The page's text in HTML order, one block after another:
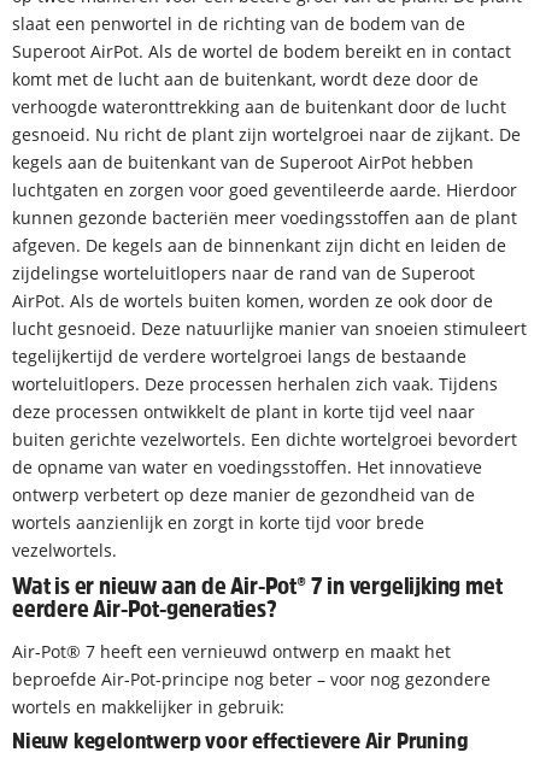
slaat een penwortel in de richting van de bodem van de
Superoot AirPot. Als de wortel de bodem bereikt en in contact
komt met de lucht aan de buitenkant, wordt deze door de
verhoogde wateronttrekking aan de buitenkant door de lucht
gesnoeid. Nu richt de plant zijn wortelgroei naar de zijkant. De
kegels aan de buitenkant van de Superoot AirPot hebben
luchtgaten en zorgen voor goed geventileerde aarde. Hierdoor
kunnen gezonde bacteriën meer voedingsstoffen aan de plant
afgeven. De kegels aan de binnenkant zijn dicht en leiden de
zijdelingse worteluitlopers naar de rand van de Superoot
AirPot. Als de wortels buiten komen, worden ze ook door de
lucht gesnoeid. Deze natuurlijke manier van snoeien stimuleert
tegelijkertijd de verdere wortelgroei langs de bestaande
worteluitlopers. Deze processen herhalen zich vaak. Tijdens
deze processen ontwikkelt de plant in korte tijd veel naar
buiten gerichte vezelwortels. Een dichte wortelgroei bevordert
de opname van water en voedingsstoffen. Het innovatieve
ontwerp verbetert op deze manier de gezondheid van de
wortels aanzienlijk en zorgt in korte tijd voor brede
vezelwortels.
Wat is er nieuw aan de Air-Pot® 7 in vergelijking met
eerdere Air-Pot-generaties?
Air-Pot® 7 heeft een vernieuwd ontwerp en maakt het
beproefde Air-Pot-principe nog beter – voor nog gezondere
wortels en makkelijker in gebruik:
Nieuw kegelontwerp voor effectievere Air Pruning